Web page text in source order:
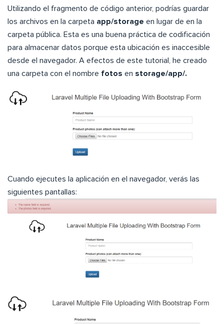
Utilizando el fragmento de código anterior, podrías guardar
los archivos en la carpeta app/storage en lugar de en la
carpeta pública. Esta es una buena práctica de codificación
para almacenar datos porque esta ubicación es inaccesible
desde el navegador. A efectos de este tutorial, he creado
una carpeta con el nombre fotos en storage/app/.
Cuando ejecutes la aplicación en el navegador, verás las
siguientes pantallas: